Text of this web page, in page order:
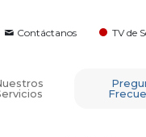
Contáctanos TV de